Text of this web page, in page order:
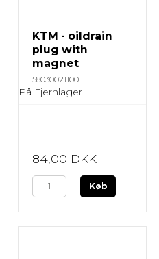
KTM - oildrain
plug with
magnet
58030021100
På Fjernlager
84,00 DKK
Køb